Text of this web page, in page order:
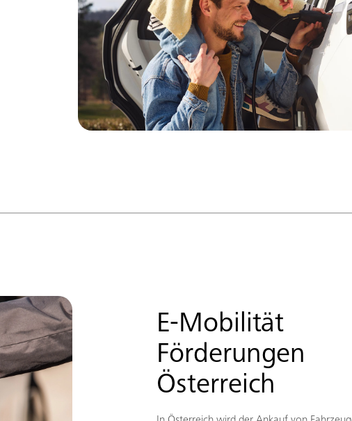
E-Mobilität
Förderungen
Österreich